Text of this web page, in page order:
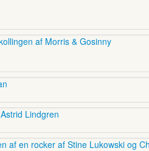
af Morris & Gosinny
Lindgren
af en rocker af Stine Lukowski og